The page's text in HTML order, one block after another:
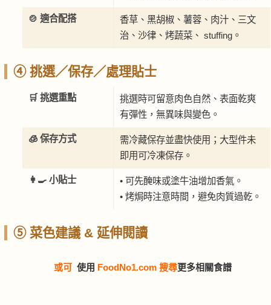
🍲 適合配搭
香草、黑胡椒、薯蓉、肉汁、三文
治、沙律、烤蔬菜、 stuffing。
④ 挑選／保存／處理貼士
🛒 挑選重點
挑選時可留意肉色自然、表面乾爽
有彈性，無異味與變色。
🧊 保存方式
需冷藏保存並盡快使用；大型件未
即用可冷凍保存。
👩‍🍳 小貼士
• 可先醃味或塗牛油增加香氣。
• 烤焗時注意時間，避免肉質過乾。
⑤ 菜色建議 & 延伸閱讀
或可 使用 FoodNo1.com 搜尋更多相關食譜